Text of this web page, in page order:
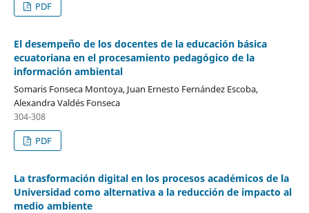
PDF
El desempeño de los docentes de la educación básica
ecuatoriana en el procesamiento pedagógico de la
información ambiental
Somaris Fonseca Montoya, Juan Ernesto Fernández Escoba,
Alexandra Valdés Fonseca
304-308
PDF
La trasformación digital en los procesos académicos de la
Universidad como alternativa a la reducción de impacto al
medio ambiente